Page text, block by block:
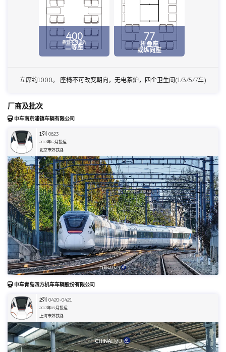
400
靠背不可调的
二等座
77
折叠座
或纵向座
立席约1000。 座椅不可改变朝向，无电茶炉，四个卫生间(1/3/5/7车)
厂商及批次
中车南京浦镇车辆有限公司
1列 0623
2017年12月投运
北京市郊铁路
中车青岛四方机车车辆股份有限公司
2列 0420~0421
2017年09月投运
上海市郊铁路